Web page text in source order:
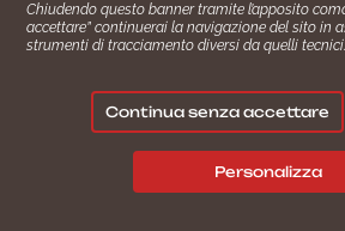
Gestione consensi e categorie
Seguici su:
Termini e
Chiudendo questo banner tramite l’apposito
accettare” continuerai la navigazione del sito in
strumenti di tracciamento diversi da quelli tecnici.
Personalizza
Continua senza accettare